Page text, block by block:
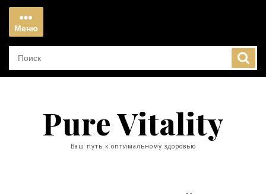
Перейти
содержимому
Меню
Меню
Pure Vitality
Ваш путь к оптимальному здоровью